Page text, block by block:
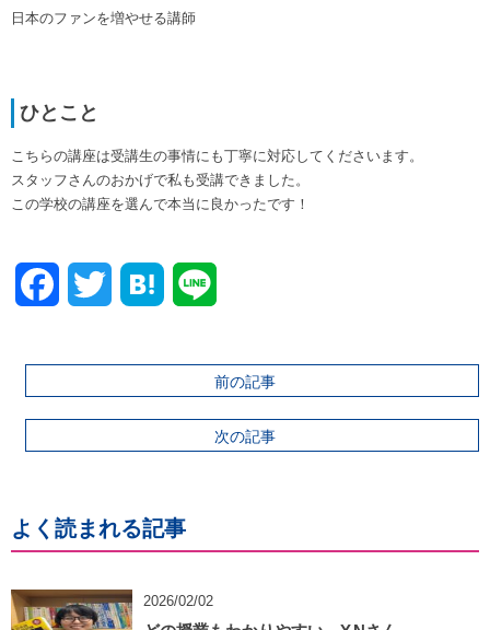
日本のファンを増やせる講師
ひとこと
こちらの講座は受講生の事情にも丁寧に対応してくださいます。
スタッフさんのおかげで私も受講できました。
この学校の講座を選んで本当に良かったです！
FacebookTwitter
前の記事
次の記事
よく読まれる記事
2026/02/02